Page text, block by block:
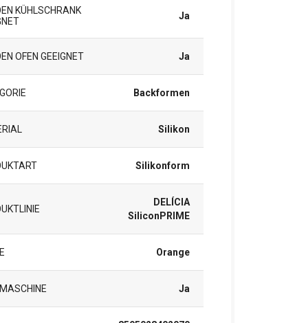
KÜHLSCHRANK
Ja
OFEN GEEIGNET Ja
Backformen
Silikon
Silikonform
DELÍCIA
SiliconPRIME
Orange
Ja